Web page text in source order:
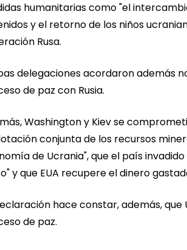
humanitarias como "el
y el retorno de los niños
Rusa.
delegaciones acordaron además
de paz con Rusia.
Washington y Kiev se
conjunta de los recursos
de Ucrania", que el país
y que EUA recupere el dinero
hace constar, además,
de paz.